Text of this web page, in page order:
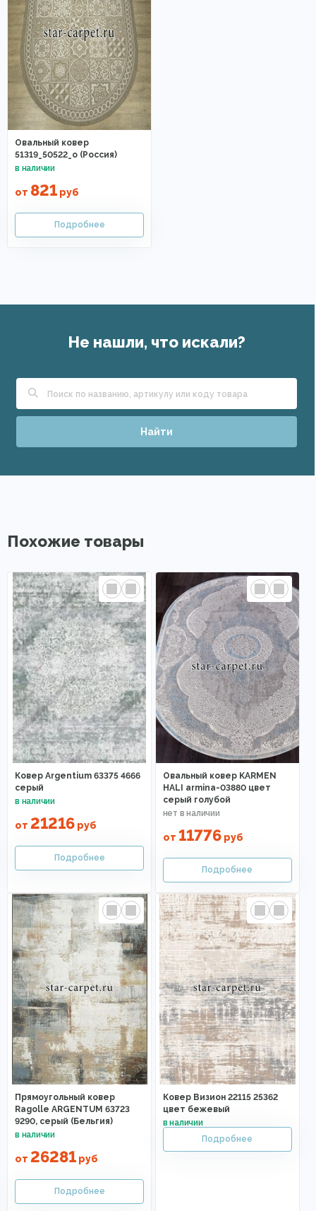
Овальный ковер
51319_50522_o (Россия)
от 821 руб
Не нашли, что искали?
Найти
Похожие товары
Ковер Argentium 63375 4666
серый
от 21216 руб
Овальный ковер KARMEN
HALI armina-03880 цвет
серый голубой
от 11776руб
Прямоугольный ковер
Ragolle ARGENTUM 63723
9290, серый (Бельгия)
от 26281 руб
Ковер Визион 22115 25362
цвет бежевый